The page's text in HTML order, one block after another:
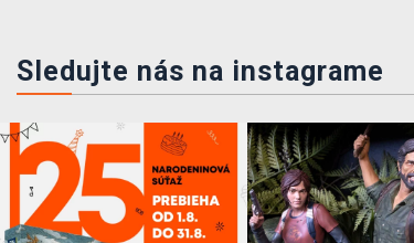
Sledujte nás na instagrame